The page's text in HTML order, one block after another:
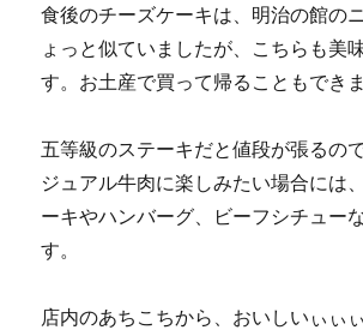
食後のチーズケーキは、明治の館の
ょっと似ていましたが、こちらも美
す。お土産で買って帰ることもできま
五等級のステーキだと値段が張るの
ジュアル牛肉に楽しみたい場合には
ーキやハンバーグ、ビーフシチュー
す。
店内のあちこちから、おいしいぃぃ